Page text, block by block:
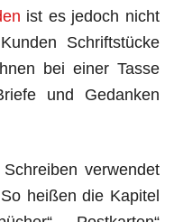
ist es jedoch nicht
Schriftstücke
bei einer Tasse
und Gedanken
verwendet
heißen die Kapitel